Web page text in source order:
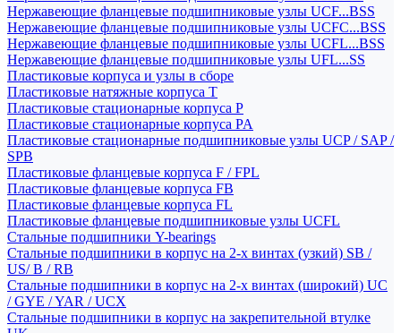
Нержавеющие фланцевые подшипниковые узлы UCF...BSS
Нержавеющие фланцевые подшипниковые узлы UCFC...BSS
Нержавеющие фланцевые подшипниковые узлы UCFL...BSS
Нержавеющие фланцевые подшипниковые узлы UFL...SS
Пластиковые корпуса и узлы в сборе
Пластиковые натяжные корпуса T
Пластиковые стационарные корпуса P
Пластиковые стационарные корпуса PA
Пластиковые стационарные подшипниковые узлы UCP / SAP /
SPB
Пластиковые фланцевые корпуса F / FPL
Пластиковые фланцевые корпуса FB
Пластиковые фланцевые корпуса FL
Пластиковые фланцевые подшипниковые узлы UCFL
Стальные подшипники Y-bearings
Стальные подшипники в корпус на 2-х винтах (узкий) SB /
US/ B / RB
Стальные подшипники в корпус на 2-х винтах (широкий) UC
/ GYE / YAR / UCX
Стальные подшипники в корпус на закрепительной втулке